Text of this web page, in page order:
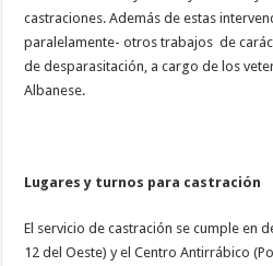
castraciones. Además de estas
paralelamente- otros trabajos de
de desparasitación, a cargo de los
Albanese.
Lugares y turnos para castración
El servicio de castración se cumple en
12 del Oeste) y el Centro Antirrábico